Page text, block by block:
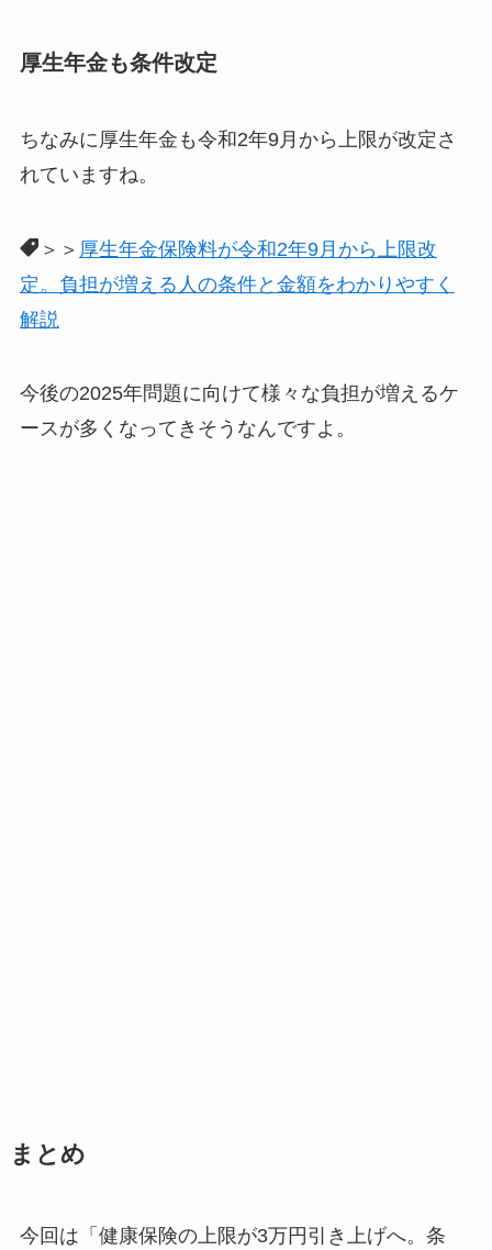
厚生年金も条件改定
ちなみに厚生年金も令和2年9月から上限が改定さ
れていますね。
＞＞ 厚生年金保険料が令和2年9月から上限改
定。負担が増える人の条件と金額をわかりやすく
解説
今後の2025年問題に向けて様々な負担が増えるケ
ースが多くなってきそうなんですよ。
まとめ
今回は「健康保険の上限が3万円引き上げへ。条